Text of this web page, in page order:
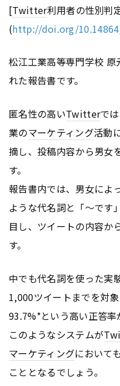
[Twitter利用者の性別判
(http://doi.org/
松江工業高等専門学校
れた報告書です。
匿名性の高いTwitterで
業のマーケティング活動
摘し、投稿内容から男女
す。
報告書内では、男女によ
ような代名詞と「〜です
目し、ツイートの内容か
す。
中でも代名詞を使った実
1,000ツイートまでを対
93.7%*という高い正答率
このようなシステムが
マーケティングにおいて
こととなるでしょう。